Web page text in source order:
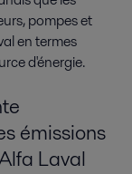
pompes et
en termes
d'énergie.
émissions
Laval